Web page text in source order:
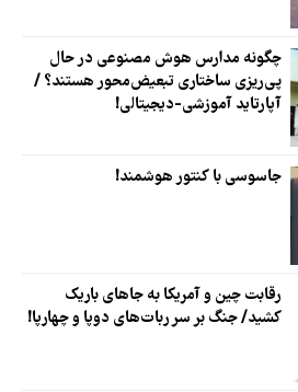
چگونه مدارس هوش ‌مصنوعی در حال
پی‌ریزی ساختاری تبعیض‌محور هستند؟ /
آپارتاید آموزشی-دیجیتالی!
جاسوسی با کنتور هوشمند!
رقابت چین و آمریکا به جاهای باریک
کشید/ جنگ بر سر ربات‌های دوپا و چهارپا!